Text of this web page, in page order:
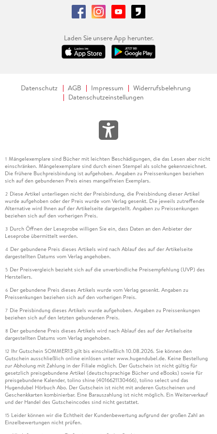
Laden Sie unsere App herunter.
Datenschutz AGB Impressum
Widerrufsbelehrung
Datenschutzeinstellungen
1 Mängelexemplare sind Bücher mit leichten Beschädigungen, die das Lesen aber nicht
einschränken. Mängelexemplare sind durch einen Stempel als solche gekennzeichnet.
Die frühere Buchpreisbindung ist aufgehoben. Angaben zu Preissenkungen beziehen
sich auf den gebundenen Preis eines mangelfreien Exemplars.
2 Diese Artikel unterliegen nicht der Preisbindung, die Preisbindung dieser Artikel
wurde aufgehoben oder der Preis wurde vom Verlag gesenkt. Die jeweils zutreffende
Alternative wird Ihnen auf der Artikelseite dargestellt. Angaben zu Preissenkungen
beziehen sich auf den vorherigen Preis.
3 Durch Öffnen der Leseprobe willigen Sie ein, dass Daten an den Anbieter der
Leseprobe übermittelt werden.
4 Der gebundene Preis dieses Artikels wird nach Ablauf des auf der Artikelseite
dargestellten Datums vom Verlag angehoben.
5 Der Preisvergleich bezieht sich auf die unverbindliche Preisempfehlung (UVP) des
Herstellers.
6 Der gebundene Preis dieses Artikels wurde vom Verlag gesenkt. Angaben zu
Preissenkungen beziehen sich auf den vorherigen Preis.
7 Die Preisbindung dieses Artikels wurde aufgehoben. Angaben zu Preissenkungen
beziehen sich auf den letzten gebundenen Preis.
8 Der gebundene Preis dieses Artikels wird nach Ablauf des auf der Artikelseite
dargestellten Datums vom Verlag angehoben.
12 Ihr Gutschein SOMMER13 gilt bis einschließlich 10.08.2026. Sie können den
Gutschein ausschließlich online einlösen unter www.hugendubel.de. Keine Bestellung
zur Abholung mit Zahlung in der Filiale möglich. Der Gutschein ist nicht gültig für
gesetzlich preisgebundene Artikel (deutschsprachige Bücher und eBooks) sowie für
preisgebundene Kalender, tolino shine (4016621130466), tolino select und das
Hugendubel Hörbuch Abo. Der Gutschein ist nicht mit anderen Gutscheinen und
Geschenkkarten kombinierbar. Eine Barauszahlung ist nicht möglich. Ein Weiterverkauf
und der Handel des Gutscheincodes sind nicht gestattet.
15 Leider können wir die Echtheit der Kundenbewertung aufgrund der großen Zahl an
Einzelbewertungen nicht prüfen.